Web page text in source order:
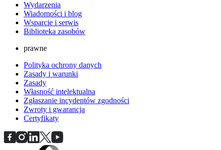
Wydarzenia
Wiadomości i blog
Wsparcie i serwis
Biblioteka zasobów
prawne
Polityka ochrony danych
Zasady i warunki
Zasady
Własność intelektualna
Zgłaszanie incydentów zgodności
Zwroty i gwarancja
Certyfikaty